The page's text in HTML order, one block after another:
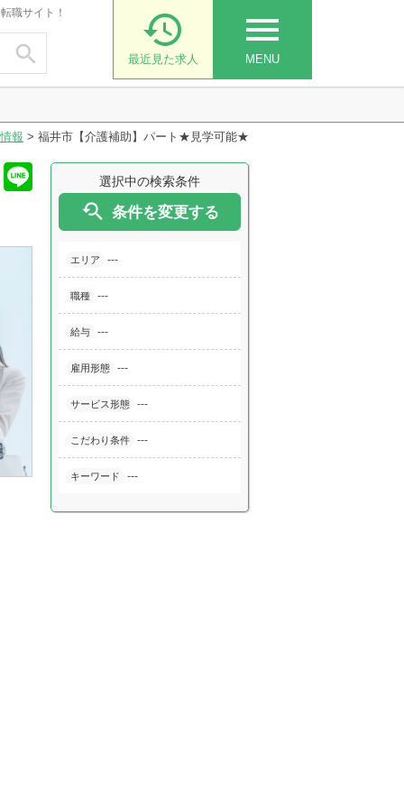
職サイト！

menu
MENU

最近見た求人
報 > 福井市【介護補助】パート★見学可能★
選択中の検索条件
 条件を変更する
エリア ---
職種 ---
給与 ---
雇用形態 ---
サービス形態 ---
こだわり条件 ---
キーワード ---